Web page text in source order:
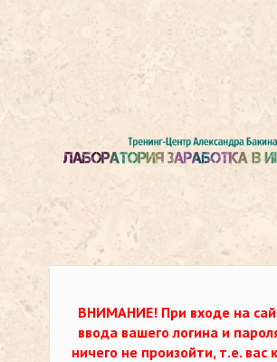
ВНИМАНИЕ! При входе на
ввода вашего логина и
ничего не произойти, т.е. вас